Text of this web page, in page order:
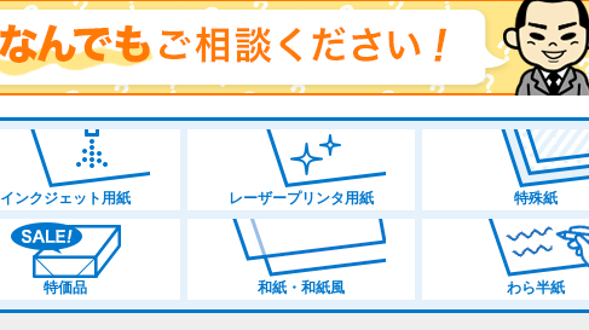
インクジェット用紙 レーザープリンタ用紙 特殊紙
特価品 和紙・和紙風 わら半紙